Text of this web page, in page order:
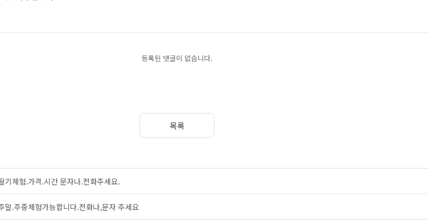
등록된 댓글이 없습니다.
목록
기체험.가격.시간 문자나.전화주세요.
말.주중체험가능합니다.전화나,문자 주세요